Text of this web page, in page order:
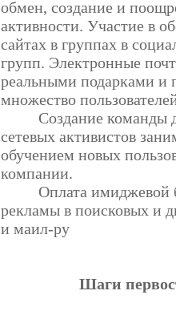
обмен, создание и
активности. Участие в
сайтах в группах в
групп. Электронные
реальными подарками и
множество
Создание команды
сетевых активистов
обучением новых
компании.
Оплата имиджевой
рекламы в поисковых и
и маил-ру
Шаги